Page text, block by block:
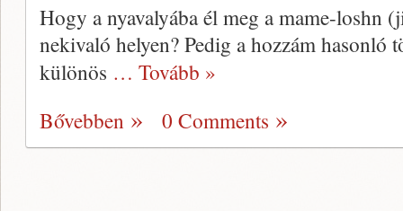
Hogy a nyavalyába él meg a mame-loshn
nekivaló helyen? Pedig a hozzám hasonló
különös … Tovább »
Bővebben
0 Comments